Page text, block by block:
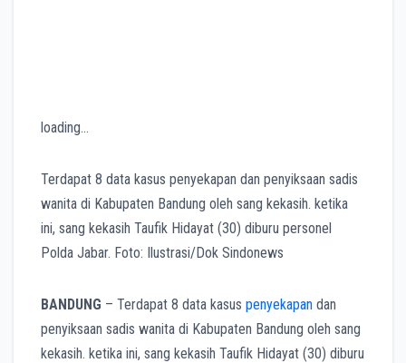
loading…
Terdapat 8 data kasus penyekapan dan penyiksaan sadis
wanita di Kabupaten Bandung oleh sang kekasih. ketika
ini, sang kekasih Taufik Hidayat (30) diburu personel
Polda Jabar. Foto: Ilustrasi/Dok Sindonews
BANDUNG – Terdapat 8 data kasus penyekapan dan
penyiksaan sadis wanita di Kabupaten Bandung oleh sang
kekasih. ketika ini, sang kekasih Taufik Hidayat (30) diburu